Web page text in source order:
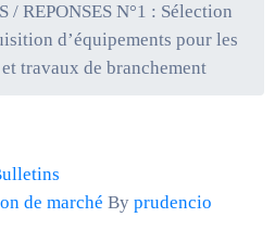
REPONSES N°1 : Sélection
d’équipements pour les
travaux de branchement
de marché By prudencio